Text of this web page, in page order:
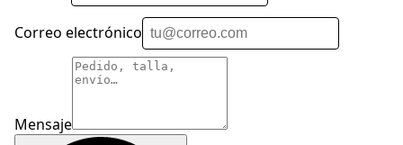
Correo electrónico
Mensaje